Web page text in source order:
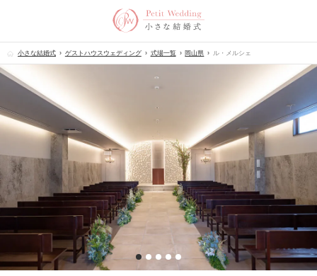
小さな結婚式 ゲストハウスウェディング 式場一覧 岡山県 ル・メルシェ